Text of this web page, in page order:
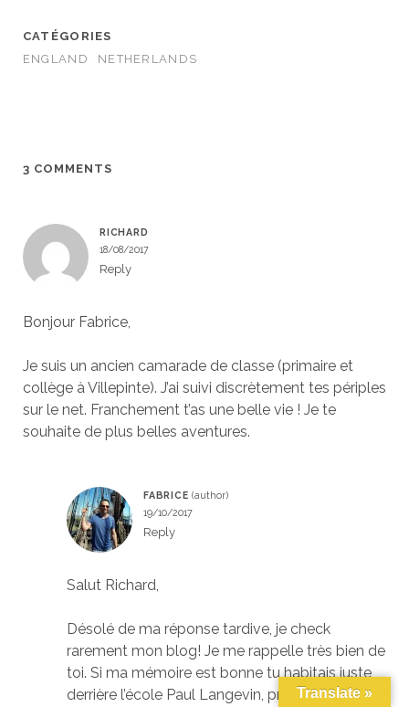
CATÉGORIES
ENGLAND
NETHERLANDS
3 COMMENTS
RICHARD
18/08/2017
Reply
Bonjour Fabrice,
Je suis un ancien camarade de classe (primaire et
collège à Villepinte). J’ai suivi discrètement tes périples
sur le net. Franchement t’as une belle vie ! Je te
souhaite de plus belles aventures.
FABRICE
19/10/2017
Reply
Salut Richard,
Désolé de ma réponse tardive, je check
rarement mon blog! Je me rappelle très bien de
toi. Si ma mémoire est bonne tu habitais juste
derrière l’école Paul Langevin, près de l’avenue
Translate »